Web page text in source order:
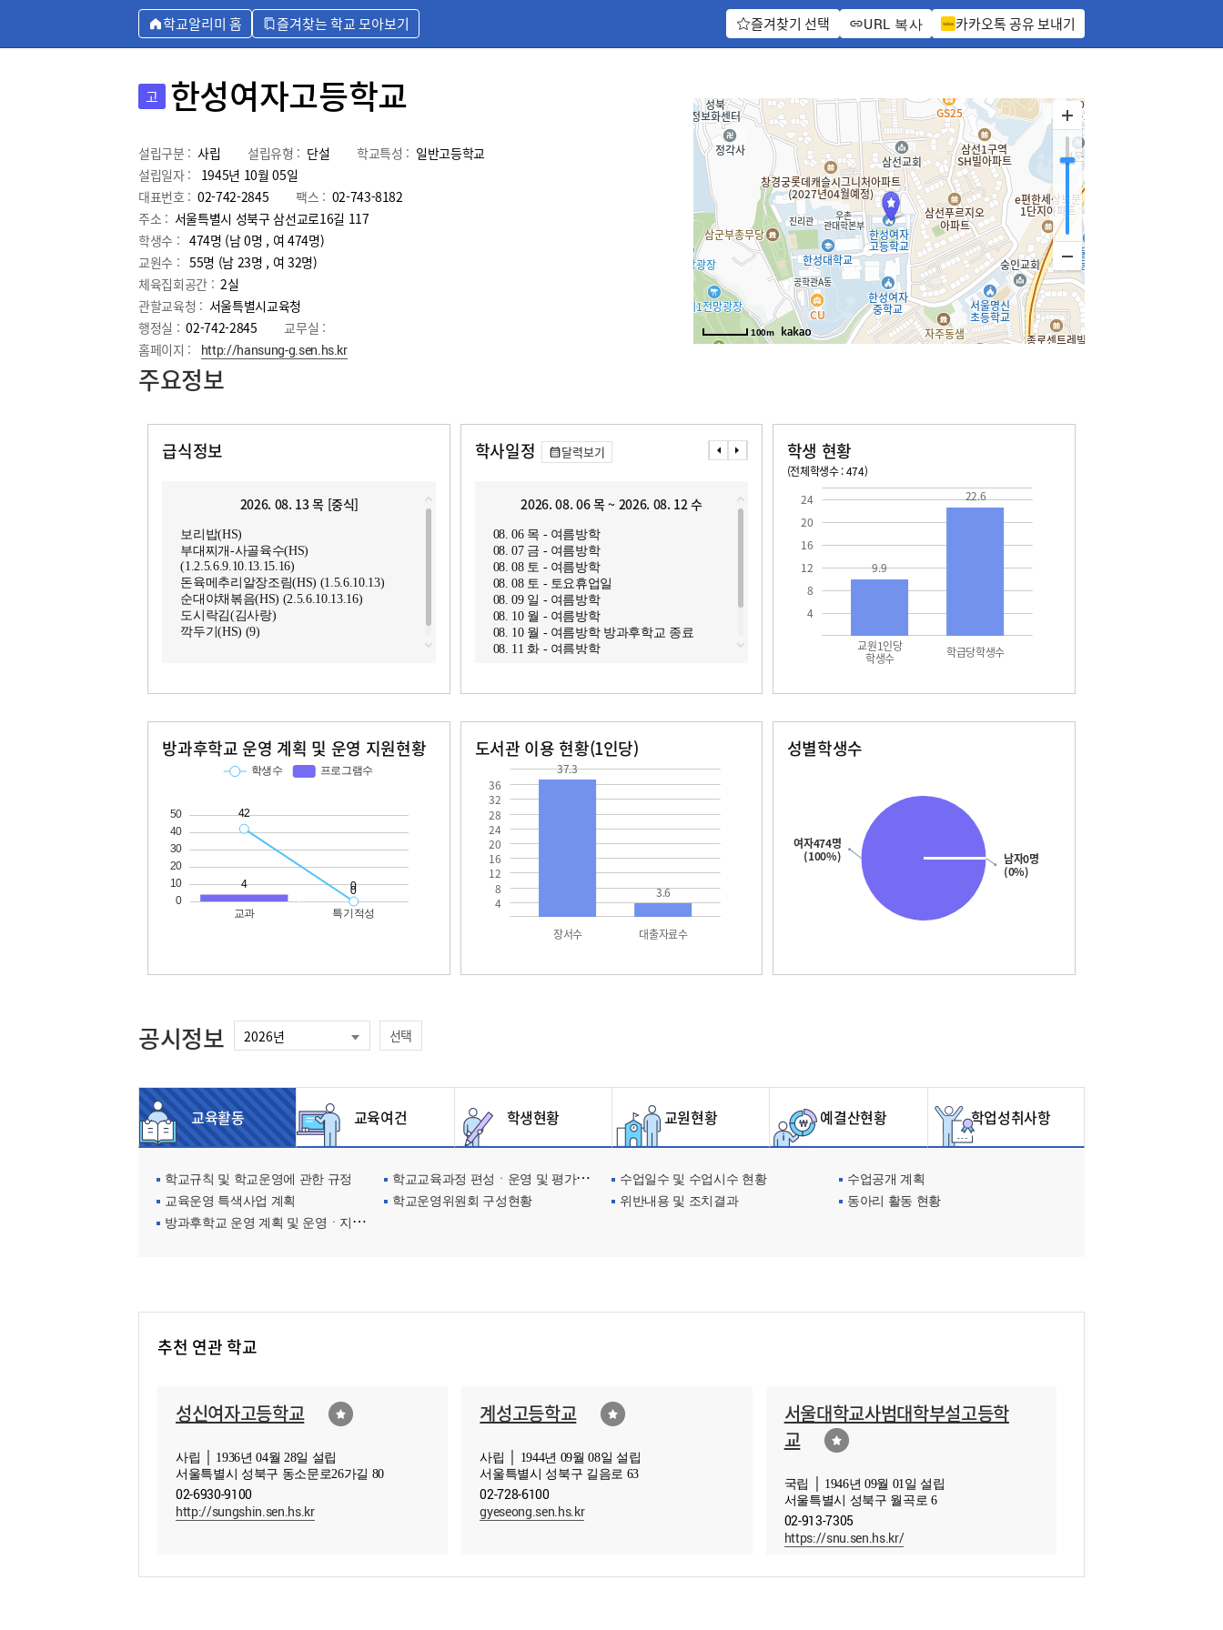
학교알리미 홈 즐겨찾는 학교 모아보기 즐겨찾기 선택 URL 복사 카카오톡 공유 보내기
고 한성여자고등학교
설립구분 : 사립 설립유형 : 단설 학교특성 : 일반고등학교
설립일자 :
1945년 10월 05일
대표번호 : 02-742-2845 팩스 : 02-743-8182
주소 : 서울특별시 성북구 삼선교로16길 117
학생수 : 474명 (남 0명 , 여 474명)
교원수 : 55명 (남 23명 , 여 32명)
체육집회공간 : 2실
관할교육청 : 서울특별시교육청
행정실 : 02-742-2845
교무실 :
홈페이지 :
http://hansung-g.sen.hs.kr
100m
주요정보
급식정보
2026. 08. 13 목 [중식]
보리밥(HS)
부대찌개-사골육수(HS)
(1.2.5.6.9.10.13.15.16)
돈육메추리알장조림(HS) (1.5.6.10.13)
순대야채볶음(HS) (2.5.6.10.13.16)
도시락김(김사랑)
깍두기(HS) (9)
학사일정 달력보기
2026. 08. 06 목 ~ 2026. 08. 12 수
08. 06 목 - 여름방학
08. 07 금 - 여름방학
08. 08 토 - 여름방학
08. 08 토 - 토요휴업일
08. 09 일 - 여름방학
08. 10 월 - 여름방학
08. 10 월 - 여름방학 방과후학교 종료
08. 11 화 - 여름방학
2026. 08. 13 목 ~ 2026. 08. 19 수
08. 17 월 - 대체공휴일
학생 현황
(전체학생수 : 474)
4
8
12
16
20
24
교원1인당
학생수 학급당학생수
9.9
22.6
방과후학교 운영 계획 및 운영 지원현황 도서관 이용 현황(1인당)
4
8
12
16
20
24
28
32
36
장서수 대출자료수
37.3
3.6
성별학생수
남자0명
(0%)
여자474명
(100%)
공시정보 선택
교육활동 교육여건 학생현황 교원현황 예결산현황 학업성취사항
학교규칙 및 학교운영에 관한 규정 학교교육과정 편성ㆍ운영 및 평가에 관한 사항 수업일수 및 수업시수 현황
수업공개 계획
교육운영 특색사업 계획
학교운영위원회 구성현황 위반내용 및 조치결과
동아리 활동 현황
방과후학교 운영 계획 및 운영ㆍ지원현황
추천 연관 학교
성신여자고등학교
사립 │ 1936년 04월 28일 설립
서울특별시 성북구 동소문로26가길 80
02-6930-9100
http://sungshin.sen.hs.kr
계성고등학교
사립 │ 1944년 09월 08일 설립
서울특별시 성북구 길음로 63
02-728-6100
gyeseong.sen.hs.kr
서울대학교사범대학부설고등학
교
국립 │ 1946년 09월 01일 설립
서울특별시 성북구 월곡로 6
02-913-7305
https://snu.sen.hs.kr/